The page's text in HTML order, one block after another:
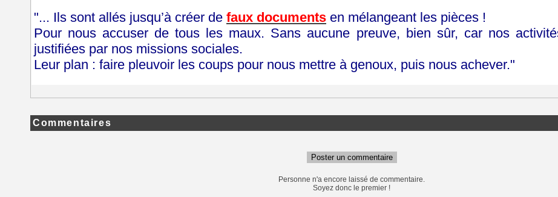
"... Ils sont allés jusqu’à créer de faux documents en mélangeant les pièces !
Pour nous accuser de tous les maux. Sans aucune preuve, bien sûr, car nos
justifiées par nos missions sociales.
Leur plan : faire pleuvoir les coups pour nous mettre à genoux, puis nous achever."
Commentaires
Poster un commentaire
Personne n'a encore laissé de commentaire.
Soyez donc le premier !